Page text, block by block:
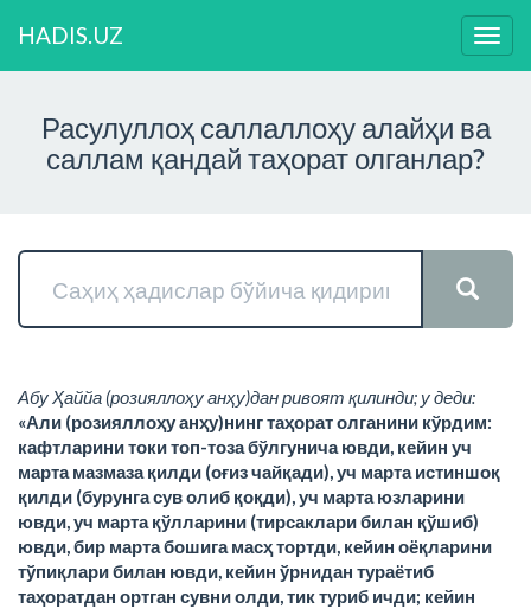
HADIS.UZ
Расулуллоҳ саллаллоҳу алайҳи ва
саллам қандай таҳорат олганлар?
Абу Ҳаййа (розияллоҳу анҳу)дан ривоят қилинди; у деди:
«Али (розияллоҳу анҳу)нинг таҳорат олганини кўрдим:
кафтларини токи топ-тоза бўлгунича ювди, кейин уч
марта мазмаза қилди (оғиз чайқади), уч марта истиншоқ
қилди (бурунга сув олиб қоқди), уч марта юзларини
ювди, уч марта қўлларини (тирсаклари билан қўшиб)
ювди, бир марта бошига масҳ тортди, кейин оёқларини
тўпиқлари билан ювди, кейин ўрнидан тураётиб
таҳоратдан ортган сувни олди, тик туриб ичди; кейин